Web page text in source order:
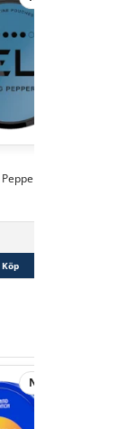
14mg
Köp
Nytt pris